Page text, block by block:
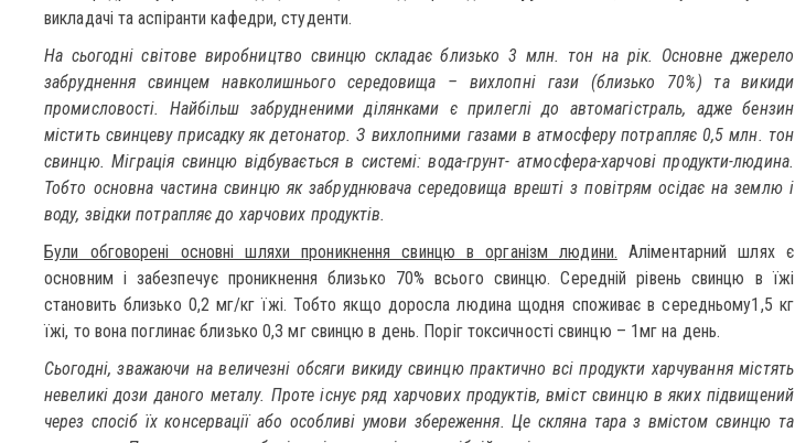
викладачі та аспіранти кафедри, студенти.
На сьогодні світове виробництво свинцю складає близько 3 млн. тон на рік. Основне джерело
забруднення свинцем навколишнього середовища – вихлопні гази (близько 70%) та викиди
промисловості. Найбільш забрудненими ділянками є прилеглі до автомагістраль, адже бензин
містить свинцеву присадку як детонатор. З вихлопними газами в атмосферу потрапляє 0,5 млн. тон
свинцю. Міграція свинцю відбувається в системі: вода-грунт- атмосфера-харчові продукти-людина.
Тобто основна частина свинцю як забруднювача середовища врешті з повітрям осідає на землю і
воду, звідки потрапляє до харчових продуктів.
Були обговорені основні шляхи проникнення свинцю в організм людини. Аліментарний шлях є
основним і забезпечує проникнення близько 70% всього свинцю. Середній рівень свинцю в їжі
становить близько 0,2 мг/кг їжі. Тобто якщо доросла людина щодня споживає в середньому1,5 кг
їжі, то вона поглинає близько 0,3 мг свинцю в день. Поріг токсичності свинцю – 1мг на день.
Сьогодні, зважаючи на величезні обсяги викиду свинцю практично всі продукти харчування містять
невеликі дози даного металу. Проте існує ряд харчових продуктів, вміст свинцю в яких підвищений
через спосіб їх консервації або особливі умови збереження. Це скляна тара з вмістом свинцю та